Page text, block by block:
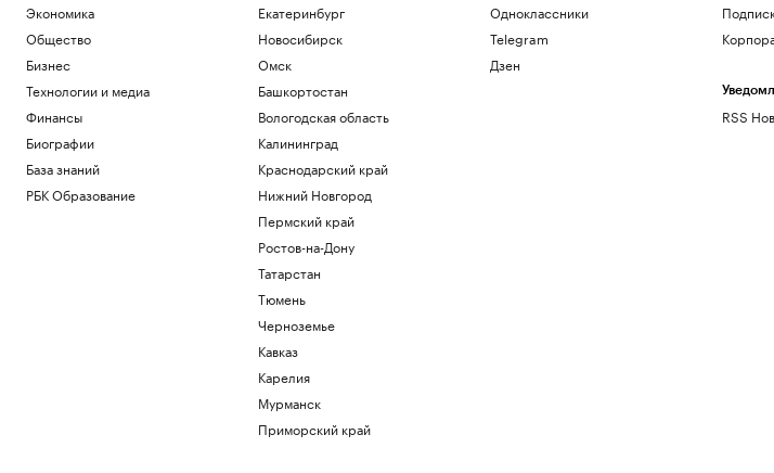
Экономика
Общество
Бизнес
Технологии и медиа
Финансы
Биографии
База знаний
РБК Образование
Екатеринбург
Новосибирск
Омск
Башкортостан
Вологодская область
Калининград
Краснодарский край
Нижний Новгород
Пермский край
Ростов-на-Дону
Татарстан
Тюмень
Черноземье
Кавказ
Карелия
Мурманск
Приморский край
Одноклассники
Telegram
Дзен
RSS